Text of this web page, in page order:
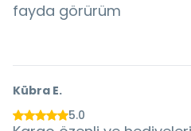
fayda görürüm
Kübra E.
5.0